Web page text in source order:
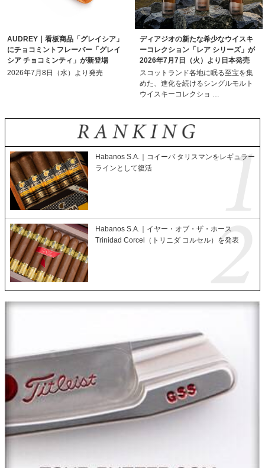
AUDREY｜看板商品「グレイシア」
にチョコミントフレーバー「グレイ
シア チョコミンティ」が新登場
2026年7月8日（水）より発売
ディアジオの新たな希少なウイスキ
ーコレクション「レア シリーズ」が
2026年7月7日（火）より日本発売
スコットランド各地に眠る至宝を集
めた、進化を続けるシングルモルト
ウイスキーコレクショ …
Habanos S.A.｜コイーバ タリスマンをレギュラー
ラインとして復活
Habanos S.A.｜イヤー・オブ・ザ・ホース
Trinidad Corcel（トリニダ コルセル）を発表